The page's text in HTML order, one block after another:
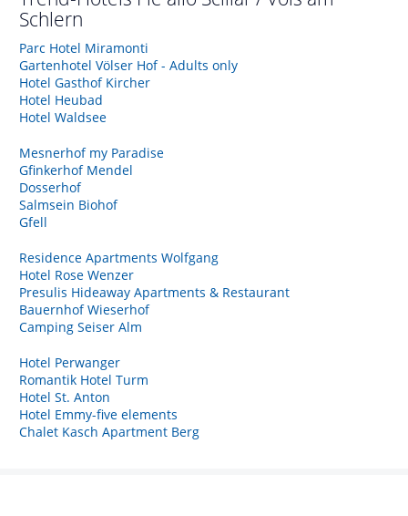
Schlern
Parc Hotel Miramonti
Gartenhotel Völser Hof - Adults only
Hotel Gasthof Kircher
Hotel Heubad
Hotel Waldsee
Mesnerhof my Paradise
Gfinkerhof Mendel
Dosserhof
Salmsein Biohof
Gfell
Residence Apartments Wolfgang
Hotel Rose Wenzer
Presulis Hideaway Apartments & Restaurant
Bauernhof Wieserhof
Camping Seiser Alm
Hotel Perwanger
Romantik Hotel Turm
Hotel St. Anton
Hotel Emmy-five elements
Chalet Kasch Apartment Berg